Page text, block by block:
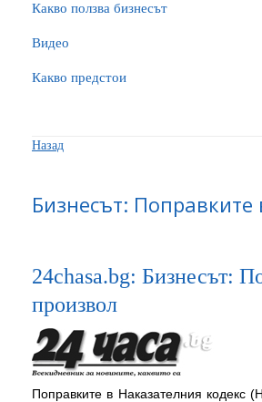
Какво ползва бизнесът
Видео
Какво предстои
Назад
Бизнесът:
24chasa.bg: Бизнесът:
произвол
Поправките в Наказателния кодекс